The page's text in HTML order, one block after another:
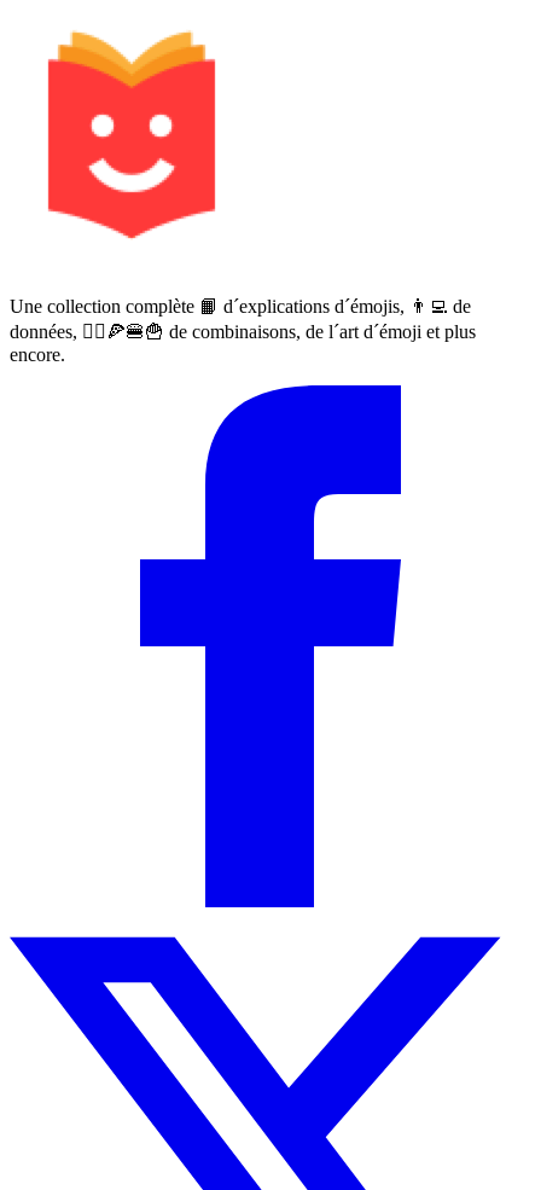
Une collection complète 📙 d´explications d´émojis, 👨‍💻 de
données, 🙅‍♀️🍕🍔🍟 de combinaisons, de l´art d´émoji et plus
encore.